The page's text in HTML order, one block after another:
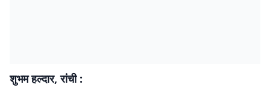
शुभम हल्दार, रांची :